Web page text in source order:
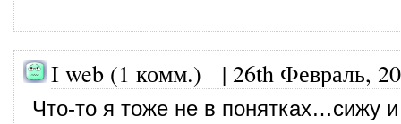
I web (1 комм.) | 26th Февраль,
Что-то я тоже не в понятках…сижу и